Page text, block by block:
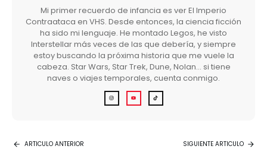
Mi primer recuerdo de infancia es ver El Imperio
Contraataca en VHS. Desde entonces, la ciencia ficción
ha sido mi lenguaje. He montado Legos, he visto
Interstellar más veces de las que debería, y siempre
estoy buscando la próxima historia que me vuele la
cabeza. Star Wars, Star Trek, Dune, Nolan… si tiene
naves o viajes temporales, cuenta conmigo.
ARTICULO ANTERIOR SIGUIENTE ARTICULO